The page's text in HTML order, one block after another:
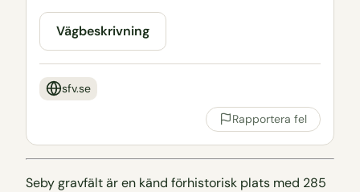
Vägbeskrivning
sfv.se
Rapportera fel
Seby gravfält är en känd förhistorisk plats med 285